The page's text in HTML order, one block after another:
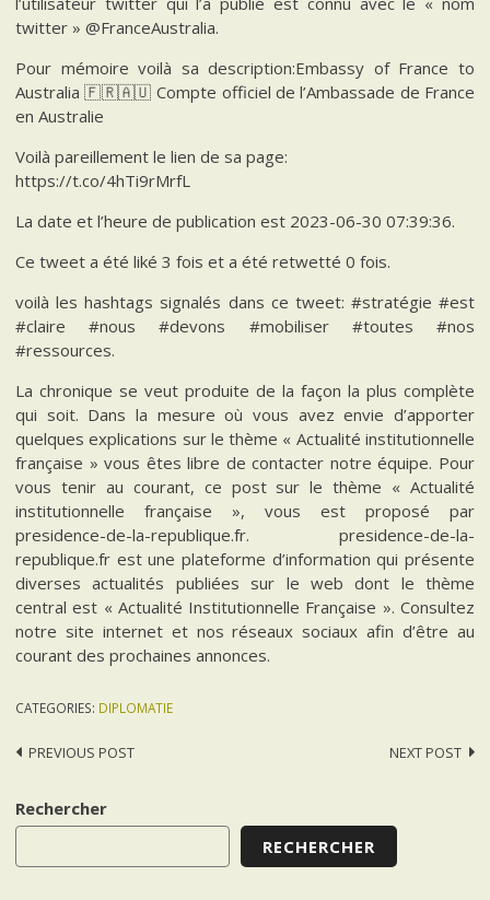
twitter » @FranceAustralia.
Pour mémoire voilà sa description:Embassy of France to
Australia 🇫🇷🇦🇺 Compte officiel de l’Ambassade de France
en Australie
Voilà pareillement le lien de sa page:
https://t.co/4hTi9rMrfL
La date et l’heure de publication est 2023-06-30 07:39:36.
Ce tweet a été liké 3 fois et a été retwetté 0 fois.
voilà les hashtags signalés dans ce tweet: #stratégie #est
#claire #nous #devons #mobiliser #toutes #nos
#ressources.
La chronique se veut produite de la façon la plus complète
qui soit. Dans la mesure où vous avez envie d’apporter
quelques explications sur le thème « Actualité institutionnelle
française » vous êtes libre de contacter notre équipe. Pour
vous tenir au courant, ce post sur le thème « Actualité
institutionnelle française », vous est proposé par
presidence-de-la-republique.fr. presidence-de-la-
republique.fr est une plateforme d’information qui présente
diverses actualités publiées sur le web dont le thème
central est « Actualité Institutionnelle Française ». Consultez
notre site internet et nos réseaux sociaux afin d’être au
courant des prochaines annonces.
CATEGORIES: DIPLOMATIE
Post
PREVIOUS POST NEXT POST
Rechercher
RECHERCHER